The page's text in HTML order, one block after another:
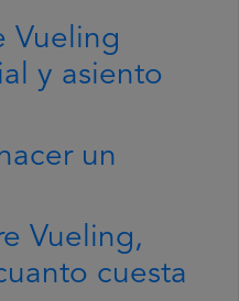
Vueling
y asiento
un
Vueling,
cuesta